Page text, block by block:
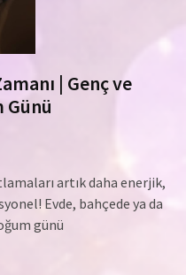
| Genç ve
Günü
artık daha enerjik,
Evde, bahçede ya da
günü